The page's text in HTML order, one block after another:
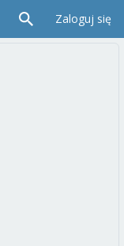
Zaloguj się